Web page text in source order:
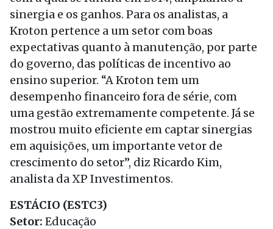
sinergia e os ganhos. Para os analistas, a
Kroton pertence a um setor com boas
expectativas quanto à manutenção, por parte
do governo, das políticas de incentivo ao
ensino superior. “A Kroton tem um
desempenho financeiro fora de série, com
uma gestão extremamente competente. Já se
mostrou muito eficiente em captar sinergias
em aquisições, um importante vetor de
crescimento do setor”, diz Ricardo Kim,
analista da XP Investimentos.
ESTÁCIO (ESTC3)
Setor: Educação